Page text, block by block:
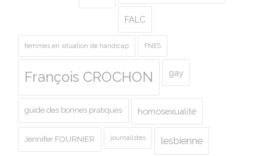
FALC
femmes en situation de handicap FNES
François CROCHON gay
guide des bonnes pratiques homosexualité
Jennifer FOURNIER journalistes lesbienne